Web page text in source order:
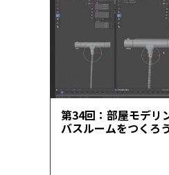
第34回：部屋モデリ
バスルームをつくろ